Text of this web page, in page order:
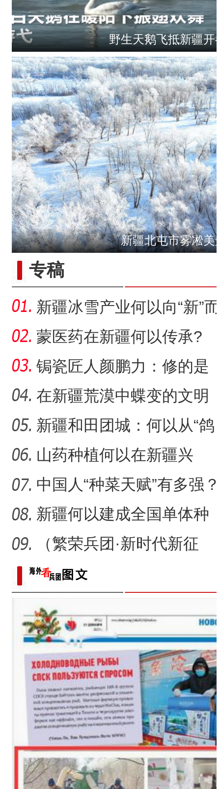
野生天鹅飞抵新疆开
侨乡故事 | 从游客到创客：
侨乡故事 | 新疆吐鲁番烘焙
侨乡故事 | 创业者青年古丽
新疆北屯市雾凇美
新疆轮台百里雅丹白雪
专稿
新疆冰雪产业何以向“新”而
行？
蒙医药在新疆何以传承?
锔瓷匠人颜鹏力：修的是
瓷，也是“情”
在新疆荒漠中蝶变的文明
村镇
新疆和田团城：何以从“鸽
子巷”到网红打卡地
山药种植何以在新疆兴
起？
中国人“种菜天赋”有多强？
戈壁荒漠变“智慧农场
新疆何以建成全国单体种
植面积最大油莎豆示范基
地
（繁荣兵团·新时代新征
程）沙漠瀚海中的新疆兵
团